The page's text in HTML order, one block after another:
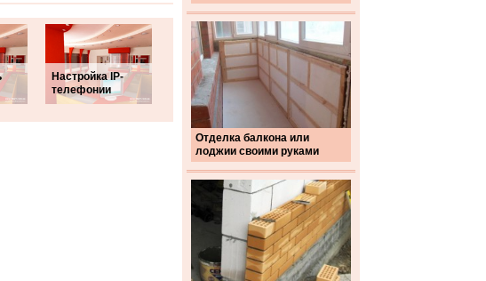
Отделка балкона или
лоджии своими руками
Настройка IP-
телефонии